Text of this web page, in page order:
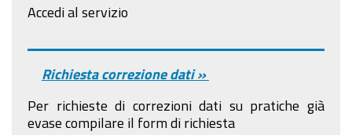
Accedi al servizio
Richiesta correzione dati »
Per richieste di correzioni dati su pratiche già
evase compilare il form di richiesta